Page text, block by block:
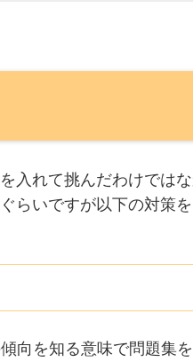
入れて挑んだわけでは
らいですが以下の対策を
向を知る意味で問題集